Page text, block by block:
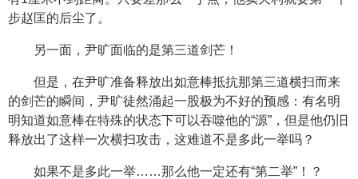
步赵匡的后尘了。
另一面，尹旷面临的是第三道剑芒！
但是，在尹旷准备释放出如意棒抵抗那第三道横扫而来
的剑芒的瞬间，尹旷徒然涌起一股极为不好的预感：有名明
明知道如意棒在特殊的状态下可以吞噬他的“源”，但是他仍旧
释放出了这样一次横扫攻击，这难道不是多此一举吗？
如果不是多此一举……那么他一定还有“第二举”！？